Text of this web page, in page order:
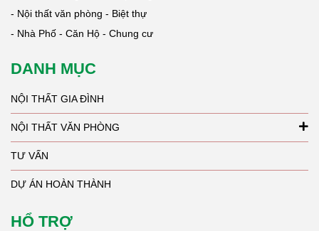
- Nội thất văn phòng - Biệt thự
- Nhà Phố - Căn Hộ - Chung cư
DANH MỤC
NỘI THẤT GIA ĐÌNH
NỘI THẤT VĂN PHÒNG
TƯ VẤN
DỰ ÁN HOÀN THÀNH
HỔ TRỢ